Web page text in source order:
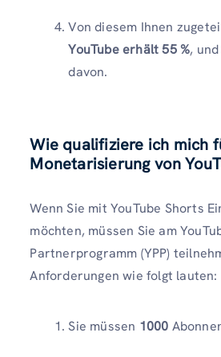
Von diesem Ihnen
YouTube erhält 55 %,
davon.
Wie qualifiziere ich mich
Monetarisierung von
Wenn Sie mit YouTube Shorts
möchten, müssen Sie am
Partnerprogramm (YPP)
Anforderungen wie folgt lauten:
Sie müssen 1000